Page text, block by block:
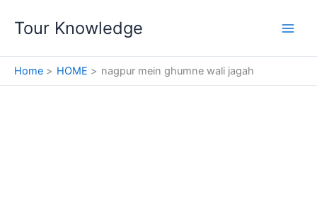
Tour Knowledge
Home HOME nagpur mein ghumne wali jagah